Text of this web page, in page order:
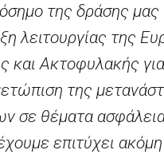
της δράσης μας
λειτουργίας της
και Ακτοφυλακής
της
σε θέματα
επιτύχει